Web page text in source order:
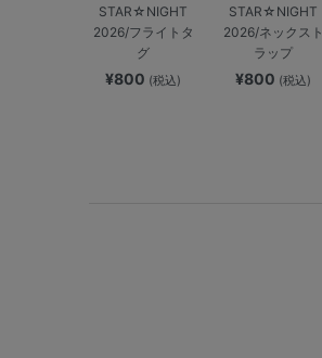
STAR☆NIGHT
2026/フライトタ
グ
¥800 (税込)
STAR☆NIGHT
2026/ネックスト
ラップ
¥800 (税込)